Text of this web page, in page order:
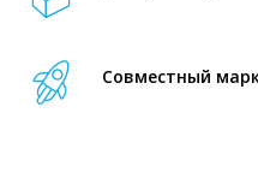
Совместный